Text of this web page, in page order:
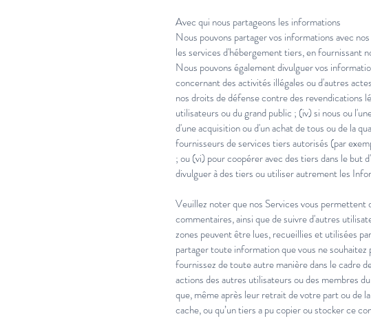
Avec qui nous partageons les informations
Nous pouvons partager vos informations avec
les services d'hébergement tiers, en fournissant
Nous pouvons également divulguer vos
concernant des activités illégales ou d'autres
nos droits de défense contre des revendications
utilisateurs ou du grand public ; (iv) si nous ou
d'une acquisition ou d'un achat de tous ou de la
fournisseurs de services tiers autorisés (par
; ou (vi) pour coopérer avec des tiers dans le
divulguer à des tiers ou utiliser autrement les
Veuillez noter que nos Services vous
commentaires, ainsi que de suivre d'autres
zones peuvent être lues, recueillies et utilisées
partager toute information que vous ne
fournissez de toute autre manière dans le cadre
actions des autres utilisateurs ou des membres
que, même après leur retrait de votre part ou de
cache, ou qu’un tiers a pu copier ou stocker ce